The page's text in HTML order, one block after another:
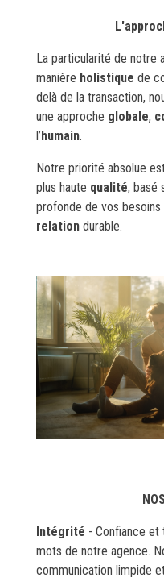
La particularité de notre
manière holistique de
delà de la transaction,
une approche globale,
l’humain.
Notre priorité absolue
plus haute qualité, basé
profonde de vos
relation durable.
Intégrité - Confiance et
mots de notre agence.
communication limpide